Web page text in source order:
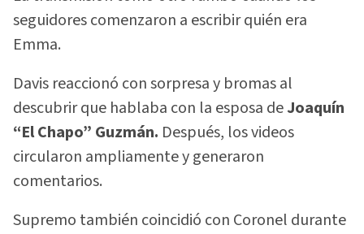
seguidores comenzaron a escribir quién era
Emma.
Davis reaccionó con sorpresa y bromas al
descubrir que hablaba con la esposa deJoaquín
“El Chapo” Guzmán. Después, los videos
circularon ampliamente y generaron
comentarios.
Supremo también coincidió con Coronel durante